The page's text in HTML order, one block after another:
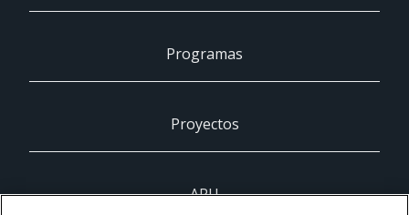
Programas
Proyectos
ARU